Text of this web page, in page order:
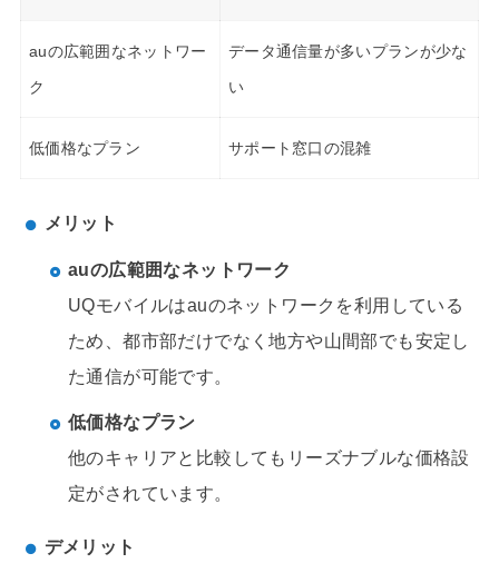
auの広範囲なネットワー
ク
データ通信量が多いプランが少な
い
低価格なプラン サポート窓口の混雑
メリット
auの広範囲なネットワーク
UQモバイルはauのネットワークを利用している
ため、都市部だけでなく地方や山間部でも安定し
た通信が可能です。
低価格なプラン
他のキャリアと比較してもリーズナブルな価格設
定がされています。
デメリット